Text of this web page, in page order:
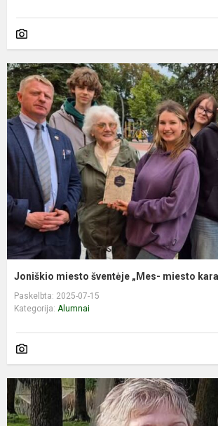
Joniškio miesto šventėje „Mes- miesto
Paskelbta: 2025-07-15
Kategorija: Alumnai